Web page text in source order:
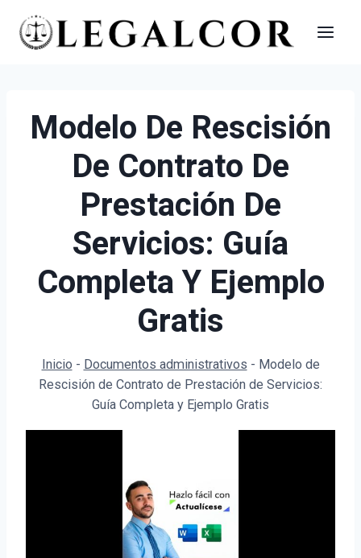
Saltar
Modelo De Rescisión
De Contrato De
Prestación De
Servicios: Guía
Completa Y Ejemplo
Gratis
Inicio - Documentos administrativos - Modelo de
Rescisión de Contrato de Prestación de Servicios:
Guía Completa y Ejemplo Gratis